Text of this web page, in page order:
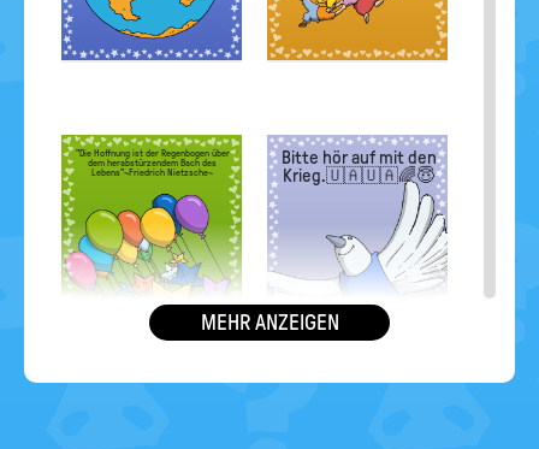
"Die Hoffnung ist der Regenbogen über
dem herabstürzendem Bach des
Lebens"~Friedrich Nietzsche~
Bitte hör auf mit den
Krieg.🇺🇦🇺🇦🌈😇
MEHR ANZEIGEN